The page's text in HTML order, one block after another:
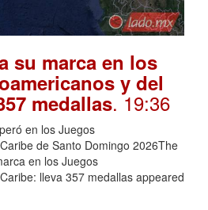
su marca en los
y del
medallas. 19:36
en los Juegos
de Santo Domingo 2026The
en los Juegos
lleva 357 medallas appeared